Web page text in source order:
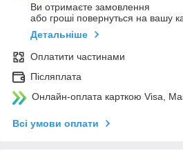
Ви отримаєте замовлення
або гроші повернуться на вашу
Детальніше
Оплатити частинами
Післяплата
Онлайн-оплата карткою Visa,
Всі умови оплати